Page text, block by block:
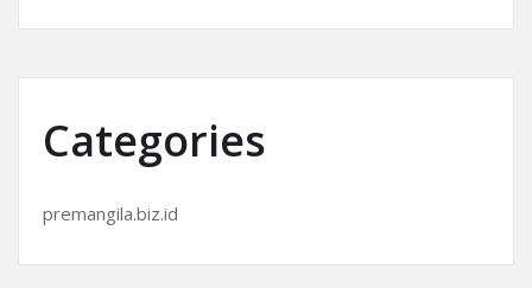
Categories
premangila.biz.id